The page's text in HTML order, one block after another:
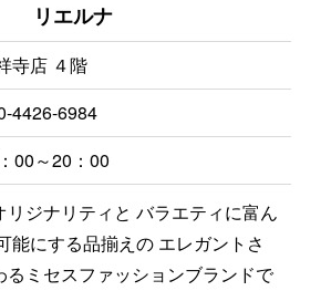
リエルナ
ジナリティと バラエティに富ん
能にする品揃えの エレガントさ
るミセスファッションブランドで
寺店 ４階
4426-6984
00～20：00